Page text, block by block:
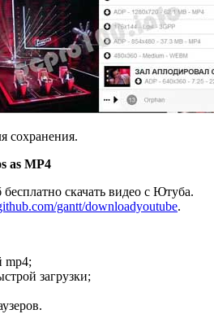
сохранения.
as MP4
скачать видео с Ютуба.
gantt/downloadyoutube.
mp4;
загрузки;